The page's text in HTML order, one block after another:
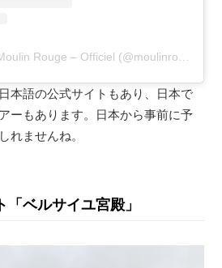
本語の公式サイトもあり、日本で
ーもあります。日本から事前に予
れませんね。
ベルサイユ宮殿」